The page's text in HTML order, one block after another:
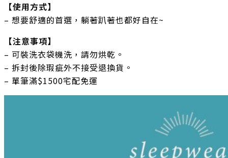
【使用方式】
– 想要舒適的首選，躺著趴著也都好自在~
【注意事項】
– 可裝洗衣袋機洗，請勿烘乾。
– 拆封後除瑕疵外不接受退換貨。
– 單筆滿$1500宅配免運